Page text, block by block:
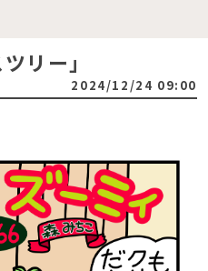
リー」
2024/12/24 09:00